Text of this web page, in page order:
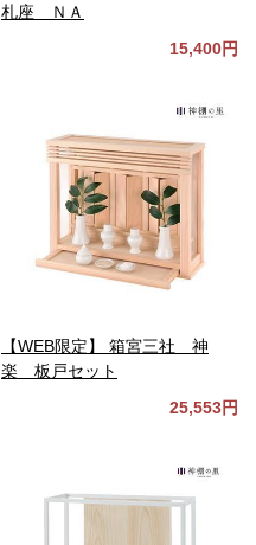
札座 ＮＡ
15,400円
【WEB限定】 箱宮三社 神
楽 板戸セット
25,553円